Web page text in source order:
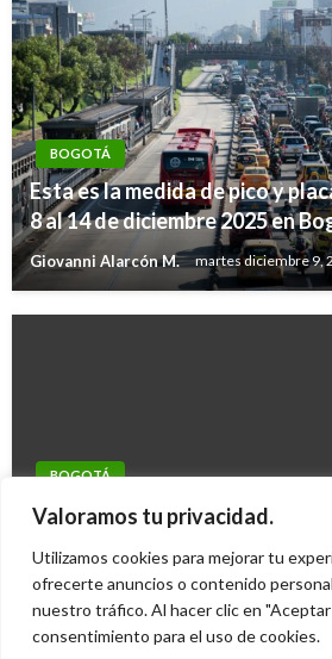
Valoramos tu privacidad.
Utilizamos cookies para mejorar tu
ofrecerte anuncios o contenido
nuestro tráfico. Al hacer clic en
consentimiento para el uso de cookies.
BOGOTÁ
Esta es la medida de pico y
8 al 14 de diciembre 2025 en
Giovanni Alarcón M. martes diciembre 9,
BOGOTÁ
Por obras habrá cierres en la
Giovanni Alarcón M. jueves octubre 19,